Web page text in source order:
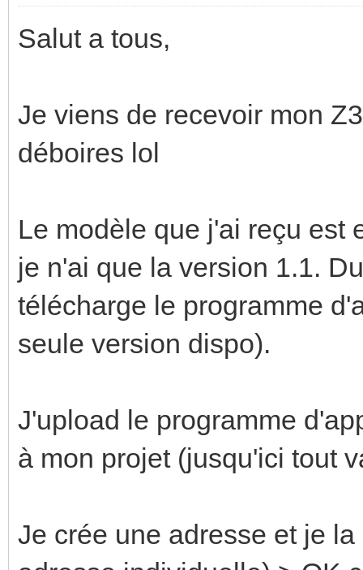
Salut a tous,
Je viens de recevoir mon
déboires lol
Le modèle que j'ai reçu est
je n'ai que la version 1.1.
télécharge le programme
seule version dispo).
J'upload le programme
à mon projet (jusqu'ici tout
Je crée une adresse et je